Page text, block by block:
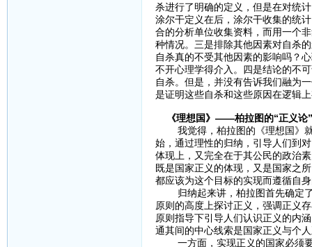
杀进行了明确的定义，但是在对统
涂尔干定义在后，涂尔干收集的统
合的分析单位收集资料，而用一个
种情况。三是排除其他因素对自杀
自杀真的不受其他因素的影响吗？
不开心理学得介入。四是结论的不
自杀。但是，并没有告诉我们融为
是证明这些自杀和这些原因在逻辑
《理想国》——柏拉图的“正义论”
我觉得，柏拉图的《理想国》就
始，通过理性的归纳，引导人们到
体现上，又完全在于其公民的政治
既是国家正义的体现，又是国家之
都应该为这个目标的实现而遵循自
归纳起来讲，柏拉图首先确定了
原则的高度上探讨正义，强调正义
原则指导下引导人们认识正义的内
通其间的中心线索是国家正义与个
一方面，实现正义的国家必须要